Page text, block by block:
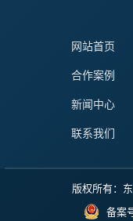
网站首页
合作案例
新闻中心
联系我们
版权所有：
备案